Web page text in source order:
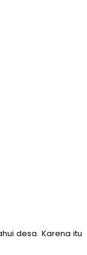
desa. Karena itu